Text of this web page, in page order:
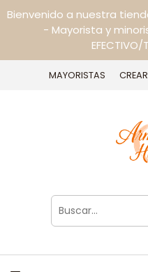
Bienvenido a nuestra
- Mayorista y
EFECTIVO/
MAYORISTAS